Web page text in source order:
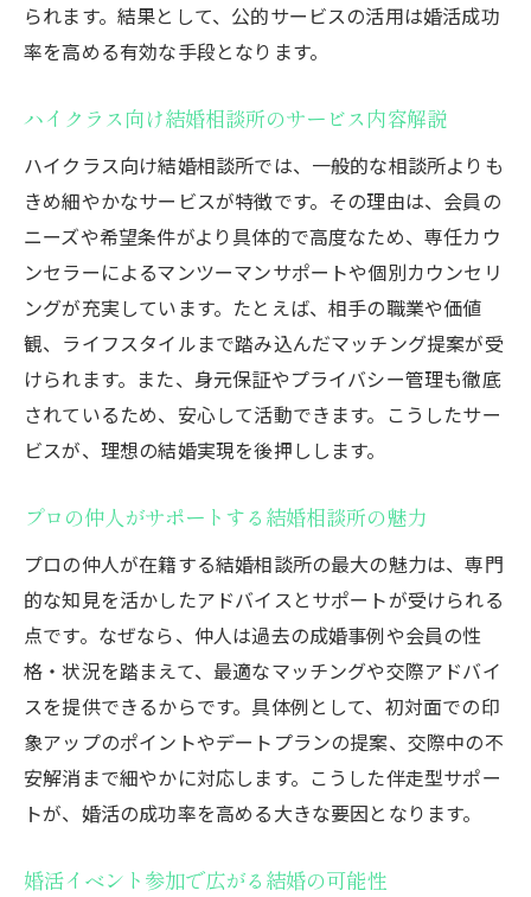
られます。結果として、公的サービスの活用は婚活成功
率を高める有効な手段となります。
ハイクラス向け結婚相談所のサービス内容解説
ハイクラス向け結婚相談所では、一般的な相談所よりも
きめ細やかなサービスが特徴です。その理由は、会員の
ニーズや希望条件がより具体的で高度なため、専任カウ
ンセラーによるマンツーマンサポートや個別カウンセリ
ングが充実しています。たとえば、相手の職業や価値
観、ライフスタイルまで踏み込んだマッチング提案が受
けられます。また、身元保証やプライバシー管理も徹底
されているため、安心して活動できます。こうしたサー
ビスが、理想の結婚実現を後押しします。
プロの仲人がサポートする結婚相談所の魅力
プロの仲人が在籍する結婚相談所の最大の魅力は、専門
的な知見を活かしたアドバイスとサポートが受けられる
点です。なぜなら、仲人は過去の成婚事例や会員の性
格・状況を踏まえて、最適なマッチングや交際アドバイ
スを提供できるからです。具体例として、初対面での印
象アップのポイントやデートプランの提案、交際中の不
安解消まで細やかに対応します。こうした伴走型サポー
トが、婚活の成功率を高める大きな要因となります。
婚活イベント参加で広がる結婚の可能性